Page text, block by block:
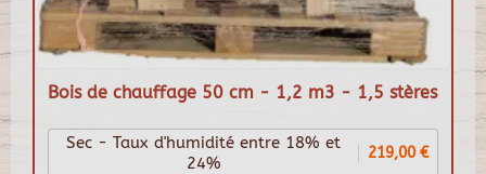
Bois de chauffage 50 cm - 1,2 m3 - 1,5 stères
Sec - Taux d'humidité entre 18% et
24%
219,00 €